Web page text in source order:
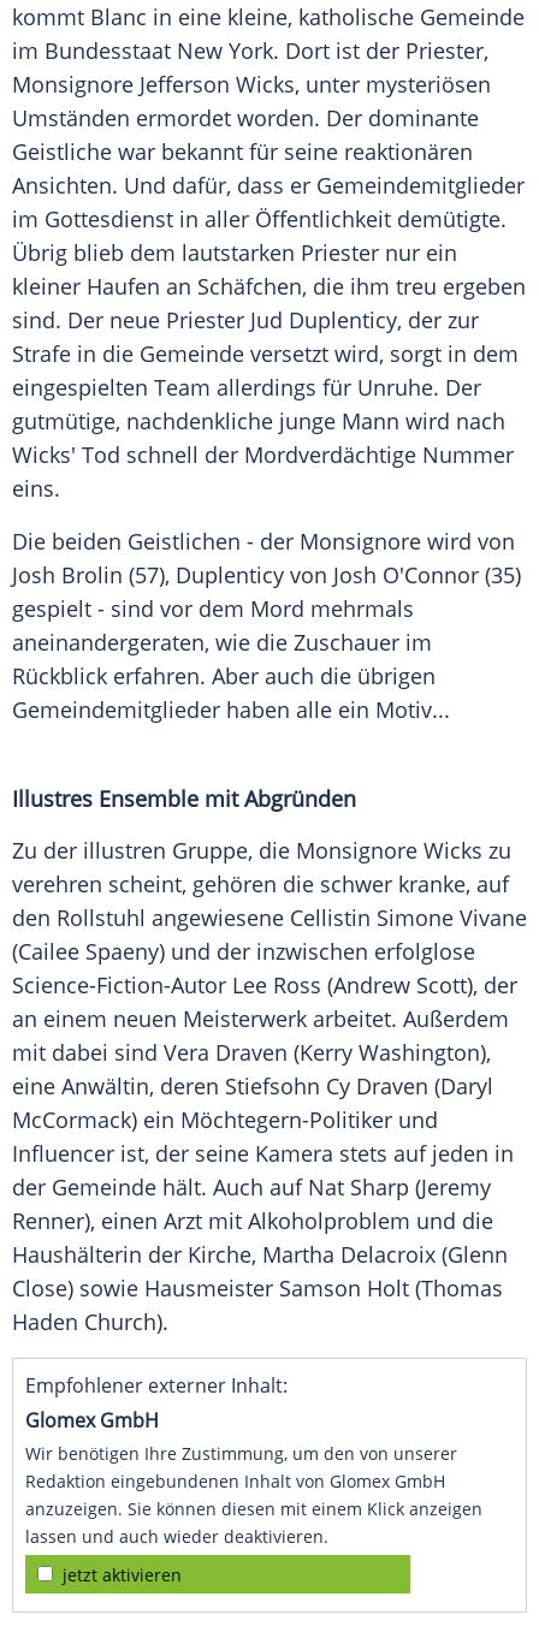
kommt Blanc in eine kleine, katholische Gemeinde
im Bundesstaat New York. Dort ist der Priester,
Monsignore Jefferson Wicks, unter mysteriösen
Umständen ermordet worden. Der dominante
Geistliche war bekannt für seine reaktionären
Ansichten. Und dafür, dass er Gemeindemitglieder
im Gottesdienst in aller Öffentlichkeit demütigte.
Übrig blieb dem lautstarken Priester nur ein
kleiner Haufen an Schäfchen, die ihm treu ergeben
sind. Der neue Priester Jud Duplenticy, der zur
Strafe in die Gemeinde versetzt wird, sorgt in dem
eingespielten Team allerdings für Unruhe. Der
gutmütige, nachdenkliche junge Mann wird nach
Wicks' Tod schnell der Mordverdächtige Nummer
eins.
Die beiden Geistlichen - der Monsignore wird von
Josh Brolin (57), Duplenticy von Josh O'Connor (35)
gespielt - sind vor dem Mord mehrmals
aneinandergeraten, wie die Zuschauer im
Rückblick erfahren. Aber auch die übrigen
Gemeindemitglieder haben alle ein Motiv...
Illustres Ensemble mit Abgründen
Zu der illustren Gruppe, die Monsignore Wicks zu
verehren scheint, gehören die schwer kranke, auf
den Rollstuhl angewiesene Cellistin Simone Vivane
(Cailee Spaeny) und der inzwischen erfolglose
Science-Fiction-Autor Lee Ross (Andrew Scott), der
an einem neuen Meisterwerk arbeitet. Außerdem
mit dabei sind Vera Draven (Kerry Washington),
eine Anwältin, deren Stiefsohn Cy Draven (Daryl
McCormack) ein Möchtegern-Politiker und
Influencer ist, der seine Kamera stets auf jeden in
der Gemeinde hält. Auch auf Nat Sharp (Jeremy
Renner), einen Arzt mit Alkoholproblem und die
Haushälterin der Kirche, Martha Delacroix (Glenn
Close) sowie Hausmeister Samson Holt (Thomas
Haden Church).
Empfohlener externer Inhalt:
Glomex GmbH
Wir benötigen Ihre Zustimmung, um den von unserer
Redaktion eingebundenen Inhalt von Glomex GmbH
anzuzeigen. Sie können diesen mit einem Klick anzeigen
lassen und auch wieder deaktivieren.
jetzt aktivieren